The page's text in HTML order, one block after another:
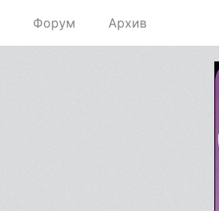
Форум Архив